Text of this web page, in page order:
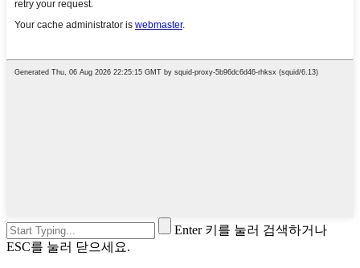
Enter 키를 눌러 검색하거나
ESC를 눌러 닫으세요.